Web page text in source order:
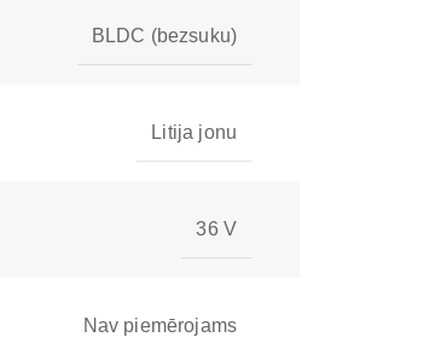
BLDC (bezsuku)
Litija jonu
36 V
Nav piemērojams